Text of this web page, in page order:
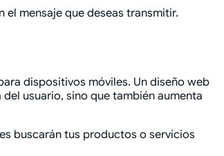
mensaje que deseas transmitir.
dispositivos móviles. Un diseño web
usuario, sino que también aumenta
buscarán tus productos o servicios